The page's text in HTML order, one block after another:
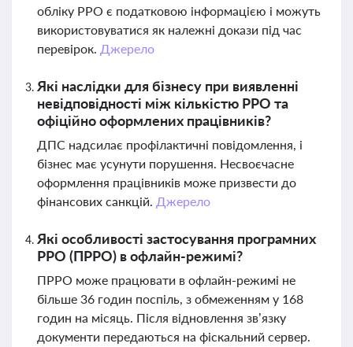
обліку РРО є податковою інформацією і можуть
використовуватися як належні докази під час
перевірок. Джерело
Які наслідки для бізнесу при виявленні
невідповідності між кількістю РРО та
офіційно оформлених працівників?
ДПС надсилає профілактичні повідомлення, і
бізнес має усунути порушення. Несвоєчасне
оформлення працівників може призвести до
фінансових санкцій. Джерело
Які особливості застосування програмних
РРО (ПРРО) в офлайн-режимі?
ПРРО може працювати в офлайн-режимі не
більше 36 годин поспіль, з обмеженням у 168
годин на місяць. Після відновлення зв’язку
документи передаються на фіскальний сервер.